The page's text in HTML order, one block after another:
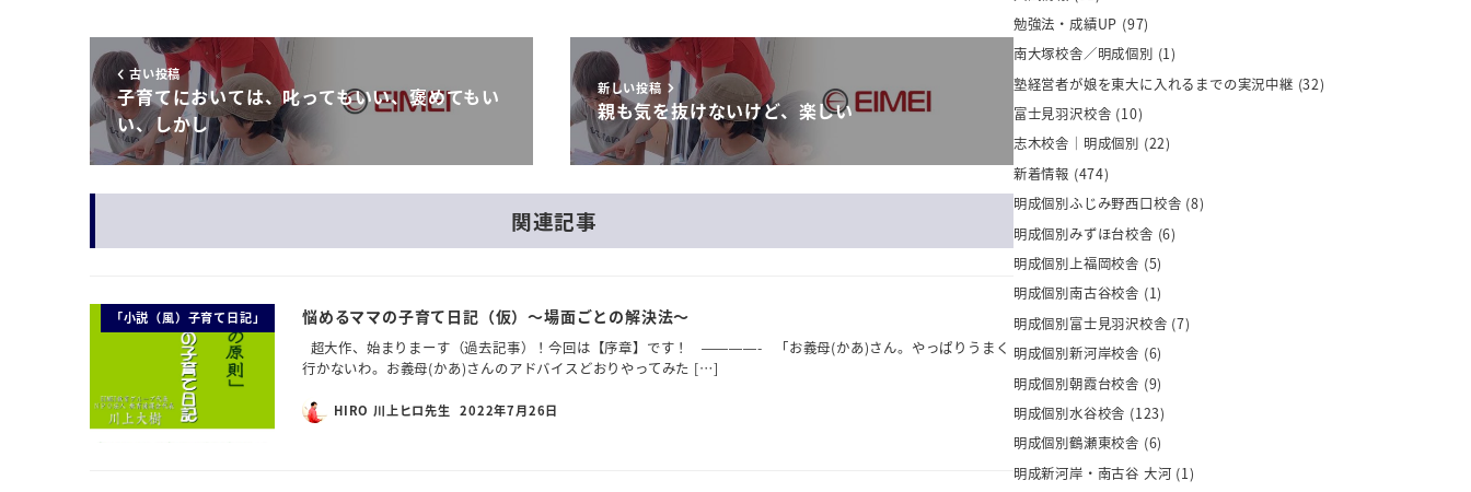
古い投稿
子育てにおいては、叱ってもいい、褒めてもい
い、しかし
新しい投稿
親も気を抜けないけど、楽しい
関連記事
「小説（風）子育て日記」 悩めるママの子育て日記（仮）～場面ごとの解決法～
超大作、始まりまーす（過去記事）！今回は【序章】です！ ————- 「お義母(かあ)さん。やっぱりうまく
行かないわ。お義母(かあ)さんのアドバイスどおりやってみた […]
HIRO 川上ヒロ先生 2022年7月26日
勉強法・成績UP (97)
南大塚校舎／明成個別 (1)
塾経営者が娘を東大に入れるまでの実況中継 (32)
富士見羽沢校舎 (10)
志木校舎｜明成個別 (22)
新着情報 (474)
明成個別ふじみ野西口校舎 (8)
明成個別みずほ台校舎 (6)
明成個別上福岡校舎 (5)
明成個別南古谷校舎 (1)
明成個別富士見羽沢校舎 (7)
明成個別新河岸校舎 (6)
明成個別朝霞台校舎 (9)
明成個別水谷校舎 (123)
明成個別鶴瀬東校舎 (6)
明成新河岸・南古谷 大河 (1)